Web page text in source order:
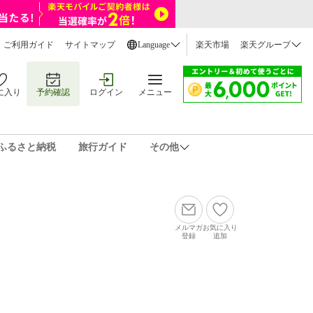
ご利用ガイド サイトマップ Language 楽天市場 楽天グループ
入り 予約確認 ログイン メニュー
るさと納税 旅行ガイド その他
メルマガ
登録
お気に入り
追加